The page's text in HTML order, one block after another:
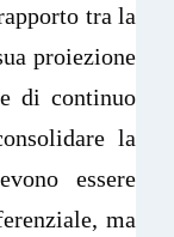
tra la
proiezione
di continuo
la
essere
ma